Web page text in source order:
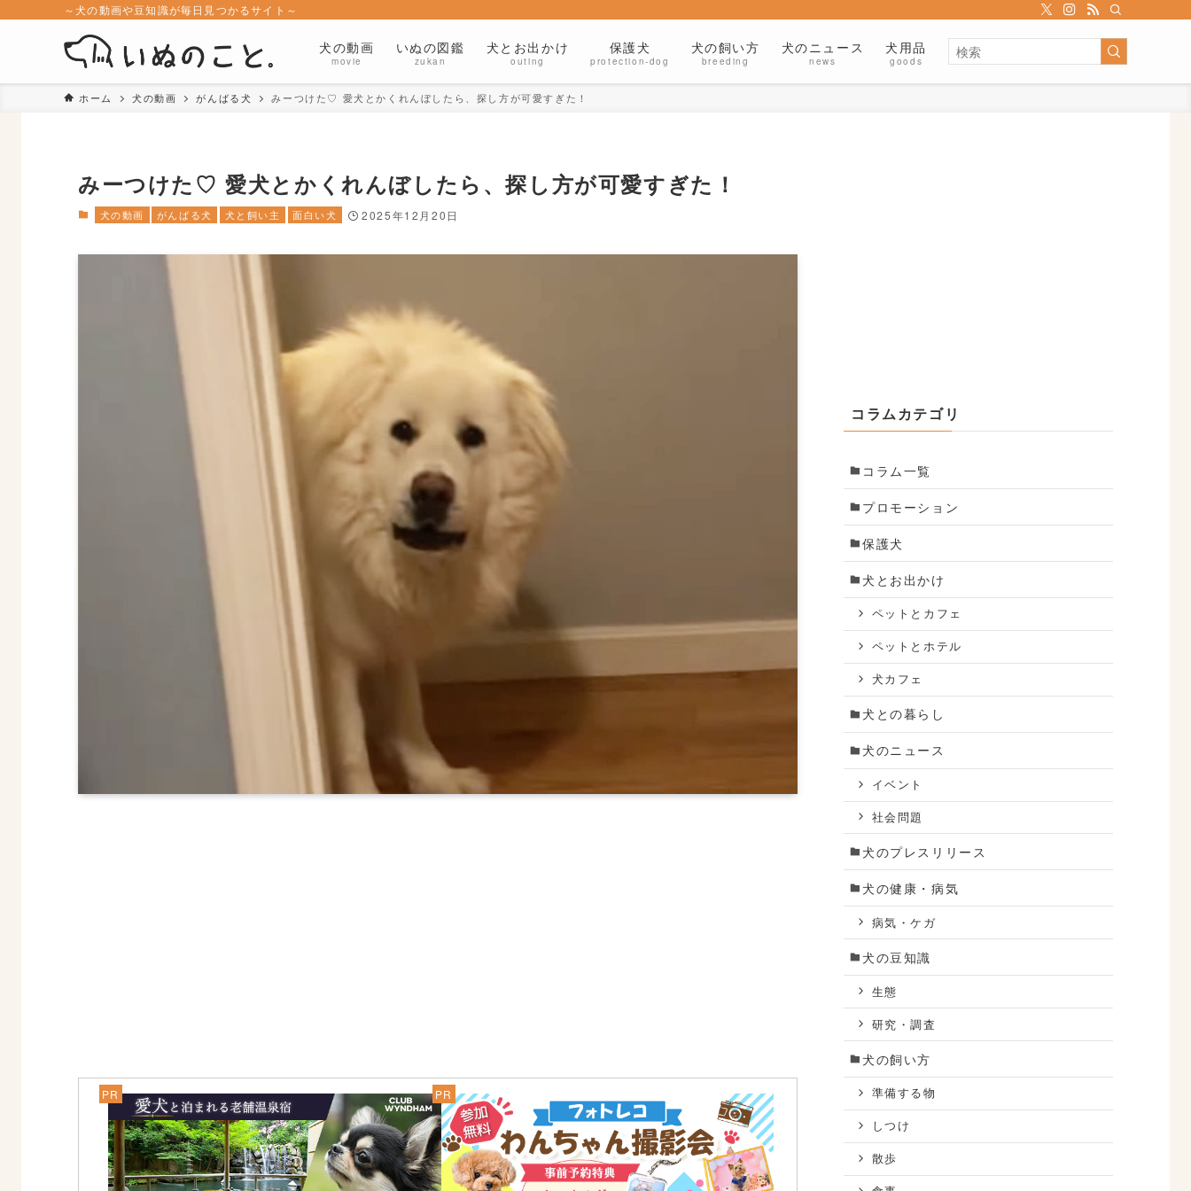
～犬の動画や豆知識が毎日見つかるサイト～
犬の動画
movie
いぬの図鑑
zukan
犬とお出かけ
outing
保護犬
protection-dog
犬の飼い方
breeding
犬のニュース
news
犬用品
goods
ホーム 犬の動画 がんばる犬 みーつけた♡ 愛犬とかくれんぼしたら、探し方が可愛すぎた！
みーつけた♡ 愛犬とかくれんぼしたら、探し方が可愛すぎた！
犬の動画 がんばる犬 犬と飼い主 面白い犬 2025年12月20日
コラムカテゴリ
コラム一覧
プロモーション
保護犬
犬とお出かけ
ペットとカフェ
ペットとホテル
犬カフェ
犬との暮らし
犬のニュース
イベント
社会問題
犬のプレスリリース
犬の健康・病気
病気・ケガ
犬の豆知識
生態
研究・調査
犬の飼い方
準備する物
しつけ
散歩